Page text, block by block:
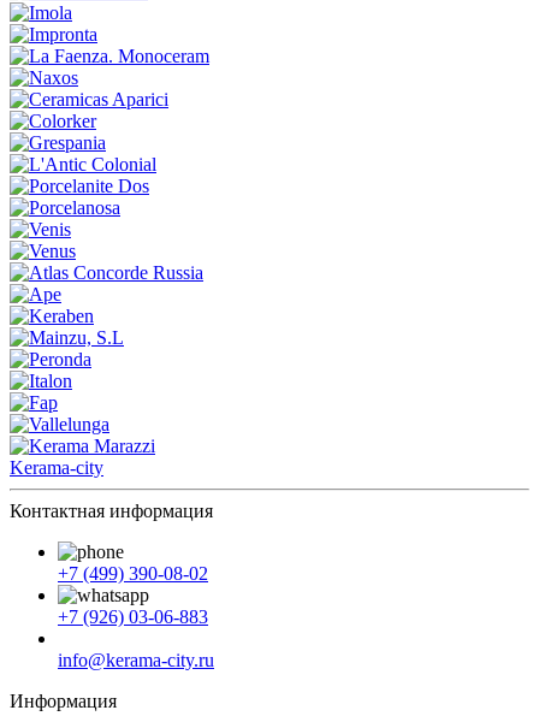
Kerama-city
Контактная информация
+7 (499) 390-08-02
+7 (926) 03-06-883
info@kerama-city.ru
Информация